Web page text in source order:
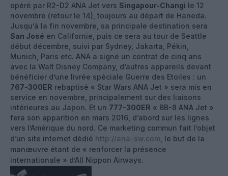
opéré par R2-D2 ANA Jet vers Singapour-Changi le 12
novembre (retour le 14), toujours au départ de Haneda.
Jusqu’à la fin novembre, sa principale destination sera
San José en Californie, puis ce sera au tour de Seattle
début décembre, suivi par Sydney, Jakarta, Pékin,
Munich, Paris etc. ANA a signé un contrat de cinq ans
avec la Walt Disney Company, d’autres appareils devant
bénéficier d’une livrée spéciale Guerre des Etoiles : un
767-300ER rebaptisé « Star Wars ANA Jet » sera mis en
service en novembre, principalement sur des liaisons
intérieures au Japon. Et un 777-300ER « BB-8 ANA Jet »
fera son apparition en mars 2016, d’abord sur les lignes
vers l’Amérique du nord. Ce marketing commun fait l’objet
d’un site internet dédié http://ana-sw.com , le but de la
manœuvre étant de « renforcer la présence
internationale » d’All Nippon Airways.